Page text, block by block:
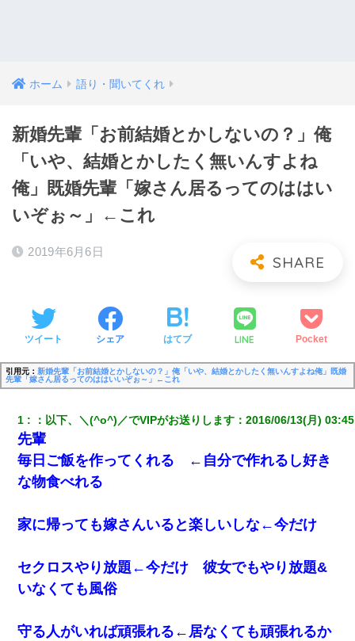
ホーム 語り・聞いてくれ
新婚先輩「お前結婚とかしないの？」俺
「いや、結婚とかしたく無いんすよね
俺」既婚先輩「嫁さん居るってのははい
いぞぉ～」←これ
2019年6月6日
ツイート シェア はてブ LINE Pocket
引用元： 新婚先輩「お前結婚とかしないの？」俺「いや、結婚とかしたく無いんすよね俺」既婚
先輩「嫁さん居るってのははいいぞぉ～」←これ
1 ： 以下、＼(^o^)／でVIPがお送りします ：2016/06/13(月)
先輩
毎日ご飯を作ってくれる ←自分で作れるし好き
な物食べれる
家に帰っても嫁さんいると楽しいしな←今だけ
セクロスやり放題←今だけ 彼女でもやり放題&
いなくても風俗
守る人がいれば頑張れる←居なくても頑張れるか